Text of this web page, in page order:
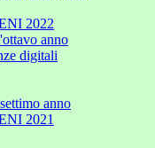
2022
anno
digitali
anno
2021